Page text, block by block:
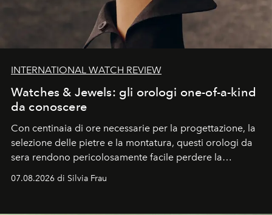
INTERNATIONAL WATCH REVIEW
Watches & Jewels: gli orologi one-of-a-kind
da conoscere
Con centinaia di ore necessarie per la progettazione, la
selezione delle pietre e la montatura, questi orologi da
sera rendono pericolosamente facile perdere la
cognizione del tempo. Ma con quadranti così
07.08.2026 di Silvia Frau